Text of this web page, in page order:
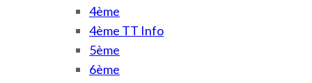
4ème
4ème TT Info
5ème
6ème